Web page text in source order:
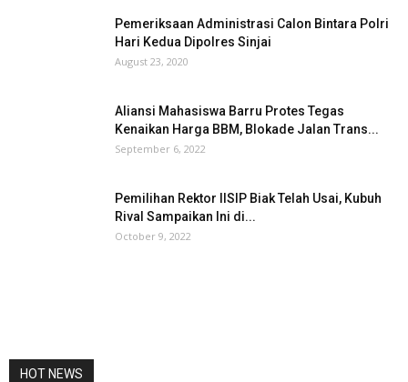
Pemeriksaan Administrasi Calon Bintara Polri
Hari Kedua Dipolres Sinjai
August 23, 2020
Aliansi Mahasiswa Barru Protes Tegas
Kenaikan Harga BBM, Blokade Jalan Trans...
September 6, 2022
Pemilihan Rektor IISIP Biak Telah Usai, Kubuh
Rival Sampaikan Ini di...
October 9, 2022
HOT NEWS